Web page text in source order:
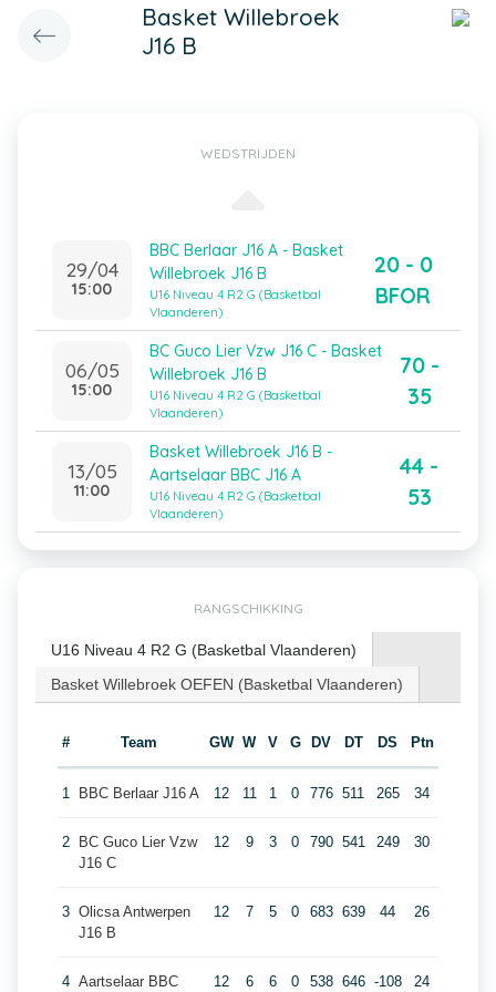
Basket Willebroek
J16 B
WEDSTRIJDEN
29/04
15:00
BBC Berlaar J16 A - Basket
Willebroek J16 B
U16 Niveau 4 R2 G (Basketbal
Vlaanderen)
20 - 0
BFOR
06/05
15:00
BC Guco Lier Vzw J16 C - Basket
Willebroek J16 B
U16 Niveau 4 R2 G (Basketbal
Vlaanderen)
70 -
35
13/05
11:00
Basket Willebroek J16 B -
Aartselaar BBC J16 A
U16 Niveau 4 R2 G (Basketbal
Vlaanderen)
44 -
53
RANGSCHIKKING
U16 Niveau 4 R2 G (Basketbal Vlaanderen)
Basket Willebroek OEFEN (Basketbal Vlaanderen)
# Team GW W V G DV DT DS Ptn
1 BBC Berlaar J16 A 12 11 1 0 776 511 265 34
2
BC Guco Lier Vzw
J16 C
12 9 3 0 790 541 249 30
3 Olicsa Antwerpen
J16 B
12 7 5 0 683 639 44 26
4 Aartselaar BBC 12 6 6 0 538 646 -108 24